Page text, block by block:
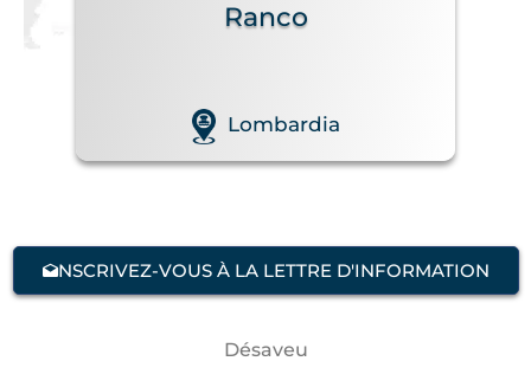
Ranco
Lombardia
Cannero Riviera
NSCRIVEZ-VOUS À LA LETTRE D'INFORMATION
Désaveu